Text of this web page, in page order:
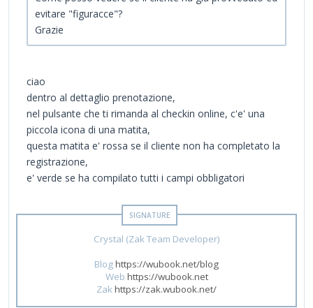
evitare "figuracce"?
Grazie
ciao
dentro al dettaglio prenotazione,
nel pulsante che ti rimanda al checkin online, c'e' una
piccola icona di una matita,
questa matita e' rossa se il cliente non ha completato la
registrazione,
e' verde se ha compilato tutti i campi obbligatori
Crystal (Zak Team Developer)
Bloghttps://wubook.net/blog
Web https://wubook.net
Zakhttps://zak.wubook.net/